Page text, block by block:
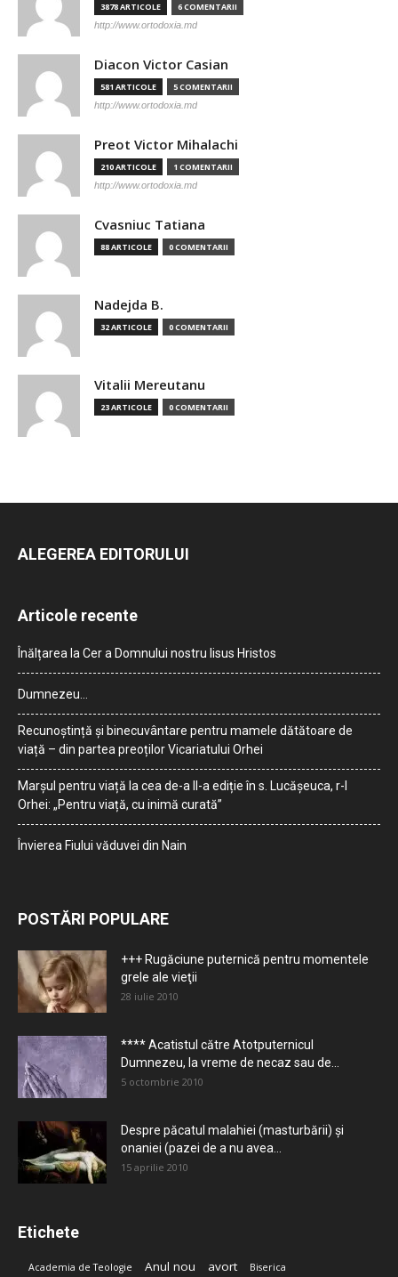
3878 ARTICOLE 6 COMENTARII
http://www.ortodoxia.md
Diacon Victor Casian
581 ARTICOLE 5 COMENTARII
http://www.ortodoxia.md
Preot Victor Mihalachi
210 ARTICOLE 1 COMENTARII
http://www.ortodoxia.md
Cvasniuc Tatiana
88 ARTICOLE 0 COMENTARII
Nadejda B.
32 ARTICOLE 0 COMENTARII
Vitalii Mereutanu
23 ARTICOLE 0 COMENTARII
ALEGEREA EDITORULUI
Articole recente
Înălțarea la Cer a Domnului nostru Iisus Hristos
Dumnezeu…
Recunoștință și binecuvântare pentru mamele dătătoare de
viață – din partea preoților Vicariatului Orhei
Marșul pentru viață la cea de-a II-a ediție în s. Lucășeuca, r-l
Orhei: „Pentru viață, cu inimă curată”
Învierea Fiului văduvei din Nain
POSTĂRI POPULARE
+++ Rugăciune puternică pentru momentele
grele ale vieţii
28 iulie 2010
**** Acatistul către Atotputernicul
Dumnezeu, la vreme de necaz sau de...
5 octombrie 2010
Despre păcatul malahiei (masturbării) şi
onaniei (pazei de a nu avea...
15 aprilie 2010
Etichete
Academia de Teologie Anul nou avort Biserica